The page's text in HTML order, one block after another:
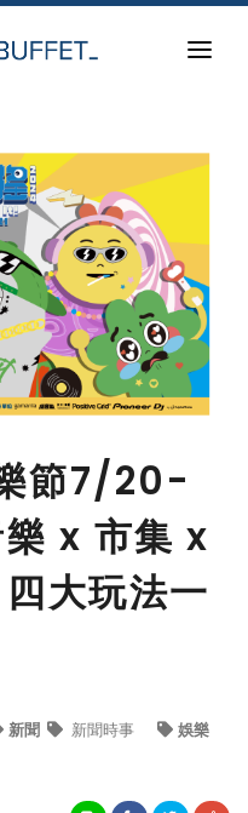
節7/20-
x 市集 x
大玩法一
新聞 新聞時事 娛樂